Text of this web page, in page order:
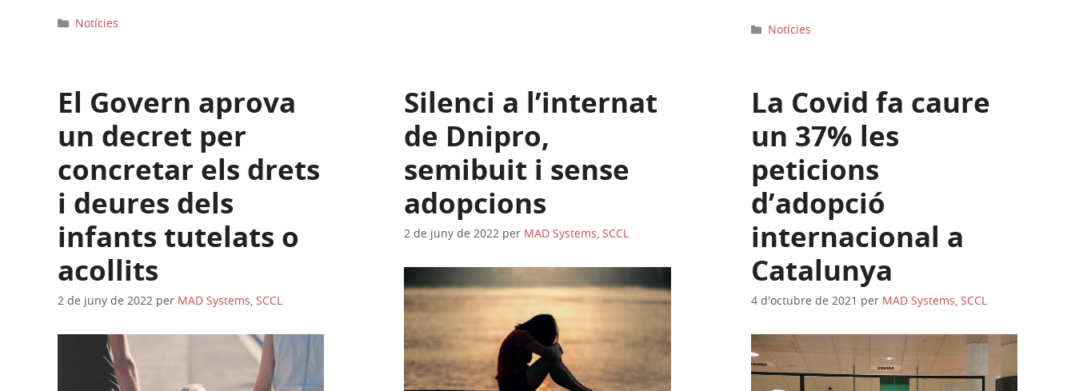
Categories
Notícies Categories
Notícies
El Govern aprova
un decret per
concretar els drets
i deures dels
infants tutelats o
acollits
2 de juny de 2022 per MAD Systems, SCCL
Silenci a l’internat
de Dnipro,
semibuit i sense
adopcions
2 de juny de 2022 per MAD Systems, SCCL
La Covid fa caure
un 37% les
peticions
d’adopció
internacional a
Catalunya
4 d'octubre de 2021 per MAD Systems, SCCL